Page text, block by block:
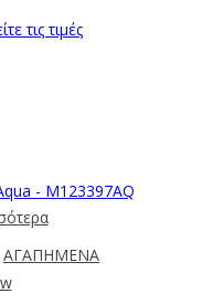
τις τιμές
ΑΓΑΠΗΜΕΝΑ